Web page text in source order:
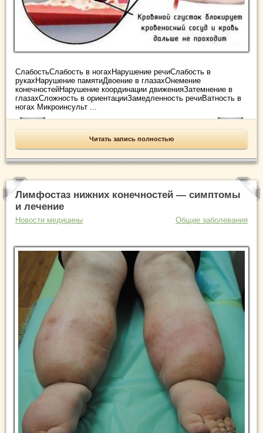
СлабостьСлабость в ногахНарушение речиСлабость в
рукахНарушение памятиДвоение в глазахОнемение
конечностейНарушение координации движенияЗатемнение в
глазахСложность в ориентацииЗамедленность речиВатность в
ногах Микроинсульт ...
Читать запись полностью
Лимфостаз нижних конечностей — симптомы
и лечение
Новости медицины Общие заболевания